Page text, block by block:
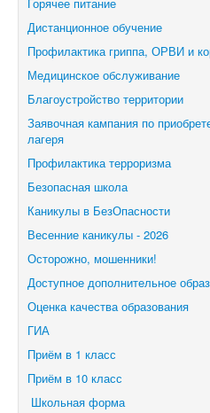
Дистанционное обучение
Профилактика гриппа, ОРВИ и
Медицинское обслуживание
Благоустройство территории
Заявочная кампания по
лагеря
Профилактика терроризма
Безопасная школа
Каникулы в БезОпасности
Весенние каникулы - 2026
Осторожно, мошенники!
Доступное дополнительное
Оценка качества образования
ГИА
Приём в 1 класс
Приём в 10 класс
Школьная форма